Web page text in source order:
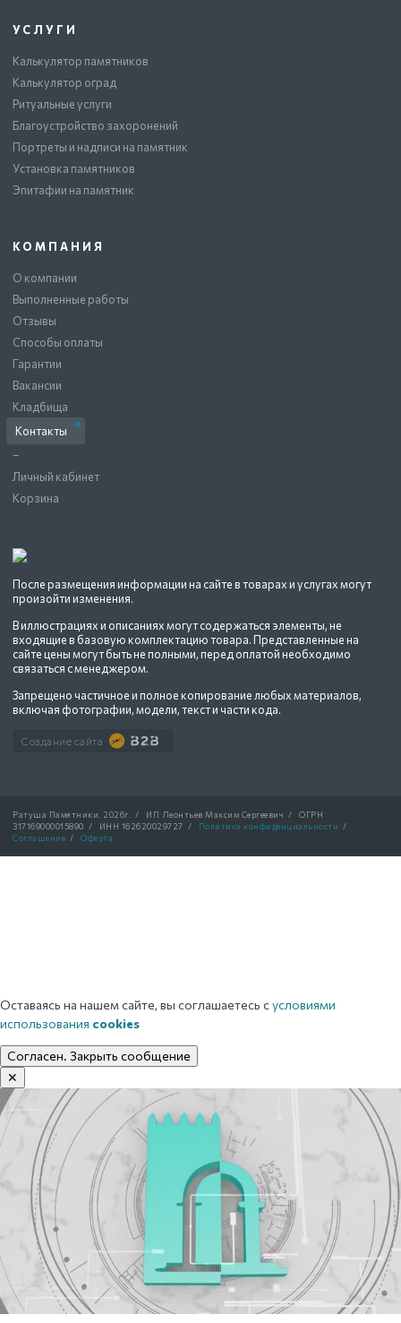
После размещения информации на сайте в товарах и услугах могут
произойти изменения.
В иллюстрациях и описаниях могут содержаться элементы, не
входящие в базовую комплектацию товара. Представленные на
сайте цены могут быть не полными, перед оплатой необходимо
связаться с менеджером.
Запрещено частичное и полное копирование любых материалов,
включая фотографии, модели, текст и части кода.
Создание сайта
УСЛУГИ
Калькулятор памятников
Калькулятор оград
Ритуальные услуги
Благоустройство захоронений
Портреты и надписи на памятник
Установка памятников
Эпитафии на памятник
КОМПАНИЯ
О компании
Выполненные работы
Отзывы
Способы оплаты
Гарантии
Вакансии
Кладбища
Контакты
–
Личный кабинет
Корзина
Ратуша Памятники. 2026г. / ИП Леонтьев Максим Сергеевич /
ОГРН
317169000015890 / ИНН 162620029727 / Политика конфиденциальности /
Соглашение / Оферта
Оставаясь на нашем сайте, вы соглашаетесь сусловиями
использования cookies
Согласен. Закрыть сообщение
✕